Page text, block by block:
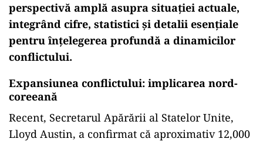
perspectivă amplă asupra situației actuale,
integrând cifre, statistici și detalii esențiale
pentru înțelegerea profundă a dinamicilor
conflictului.
Expansiunea conflictului: implicarea nord-
coreeană
Recent, Secretarul Apărării al Statelor Unite,
Lloyd Austin, a confirmat că aproximativ 12,000